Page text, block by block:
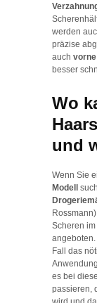
werden
präzise
auch
besser
Wo
und
Wenn Sie
Modell
Scheren
Fall das
es bei
passieren,